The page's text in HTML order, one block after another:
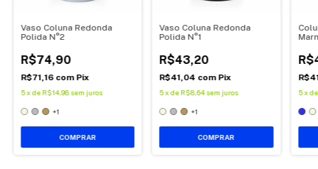
Vaso Coluna Redonda
Polida N°2
R$74,90
R$71,16 com Pix
5xdeR$14,98 sem juros
+1
COMPRAR
Vaso Coluna Redonda
Polida N°1
R$43,20
R$41,04 com Pix
5xdeR$8,64 sem juros
+1
COMPRAR
5x